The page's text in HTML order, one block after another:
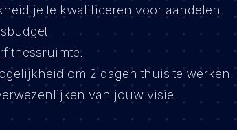
je te kwalificeren voor aandelen.
om 2 dagen thuis te werken.
van jouw visie.